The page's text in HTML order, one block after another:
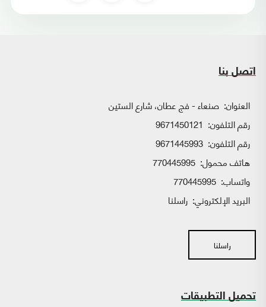
اتصل بنا
العنوان: صنعاء - فج عطان، شارع الستين
رقم التلفون: 9671450121
رقم التلفون: 9671445993
هاتف محمول: 770445995
واتساب:
البريد الإلكتروني: راسلنا
راسلنا
تحميل التطبيقات